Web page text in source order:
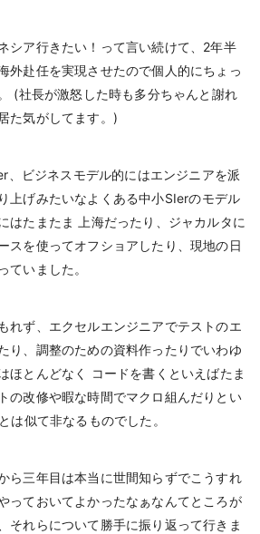
シア行きたい！って言い続けて、2年半
外赴任を実現させたので個人的にちょっ
(社長が激怒した時も多分ちゃんと謝れ
た気がしてます。)
、ビジネスモデル的にはエンジニアを派
上げみたいなよくある中小SIerのモデル
はたまたま 上海だったり、ジャカルタに
スを使ってオフショアしたり、現地の日
ていました。
れず、エクセルエンジニアでテストのエ
り、調整のための資料作ったりでいわゆ
ほとんどなく コードを書くといえばたま
の改修や暇な時間でマクロ組んだりとい
は似て非なるものでした。
ら三年目は本当に世間知らずでこうすれ
っておいてよかったなぁなんてところが
それらについて勝手に振り返って行きま